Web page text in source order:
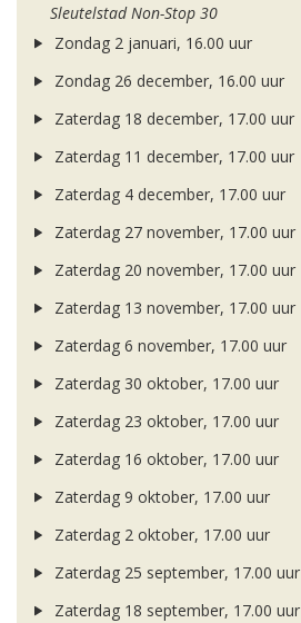
Sleutelstad Non-Stop 30
Zondag 2 januari, 16.00 uur
Zondag 26 december, 16.00 uur
Zaterdag 18 december, 17.00 uur
Zaterdag 11 december, 17.00 uur
Zaterdag 4 december, 17.00 uur
Zaterdag 27 november, 17.00 uur
Zaterdag 20 november, 17.00 uur
Zaterdag 13 november, 17.00 uur
Zaterdag 6 november, 17.00 uur
Zaterdag 30 oktober, 17.00 uur
Zaterdag 23 oktober, 17.00 uur
Zaterdag 16 oktober, 17.00 uur
Zaterdag 9 oktober, 17.00 uur
Zaterdag 2 oktober, 17.00 uur
Zaterdag 25 september, 17.00 uur
Zaterdag 18 september, 17.00 uur